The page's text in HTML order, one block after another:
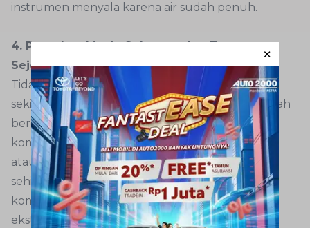
instrumen menyala karena air sudah penuh.
4. Panaskan Mesin Sebentar dan Tunggu
Sejenak Waktu Mematikan Mesin
Tidak perlu lama-lama, cukup nyalakan mesin
sekitar 2 menit untuk memastikan pelumas sudah
bergerak merata guna melumasi seluruh
komponen mesin. Biarkan mesin tetap menyala
atau idle selama 1 menit lalu matikan mesin
sehingga ada kesempatan untuk mendinginkan
komponen mesin yang bekerja pada kondisi
ekstrem, terutama turbo.